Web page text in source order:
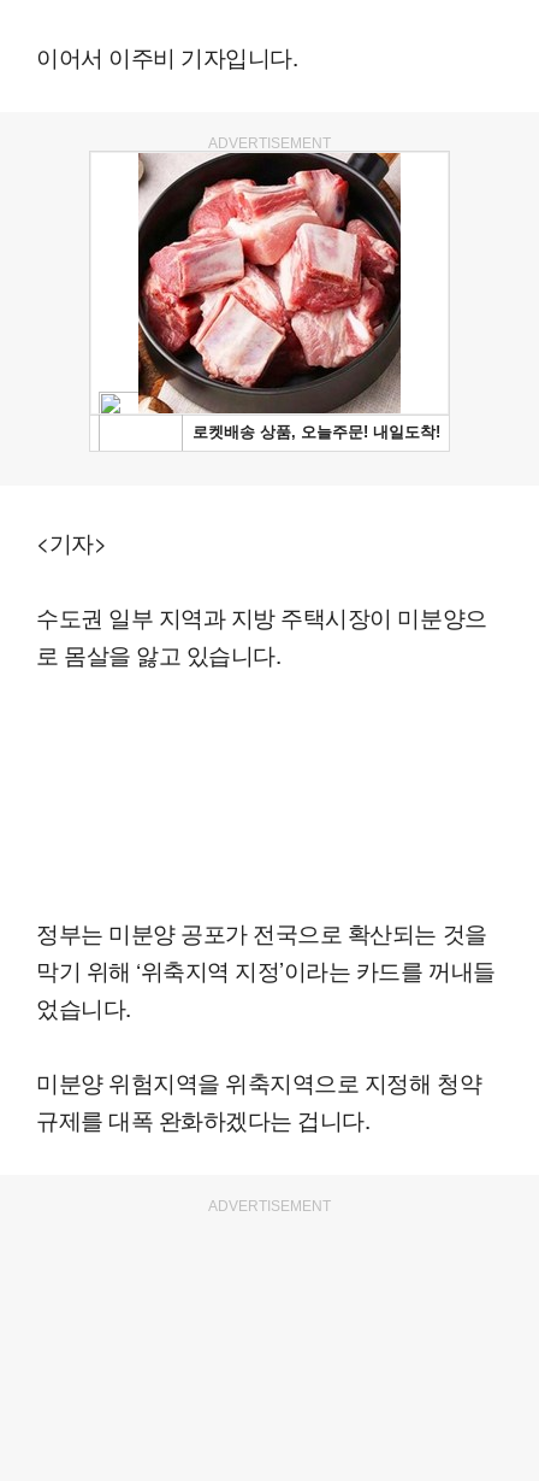
이어서 이주비 기자입니다.
ADVERTISEMENT
<기자>
수도권 일부 지역과 지방 주택시장이 미분양으
로 몸살을 앓고 있습니다.
정부는 미분양 공포가 전국으로 확산되는 것을
막기 위해 ‘위축지역 지정’이라는 카드를 꺼내들
었습니다.
미분양 위험지역을 위축지역으로 지정해 청약
규제를 대폭 완화하겠다는 겁니다.
ADVERTISEMENT